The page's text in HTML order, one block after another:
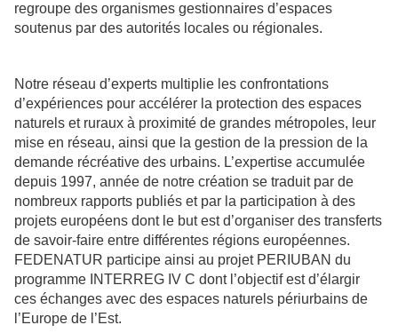
regroupe des organismes gestionnaires d’espaces
soutenus par des autorités locales ou régionales.
Notre réseau d’experts multiplie les confrontations
d’expériences pour accélérer la protection des espaces
naturels et ruraux à proximité de grandes métropoles, leur
mise en réseau, ainsi que la gestion de la pression de la
demande récréative des urbains. L’expertise accumulée
depuis 1997, année de notre création se traduit par de
nombreux rapports publiés et par la participation à des
projets européens dont le but est d’organiser des transferts
de savoir-faire entre différentes régions européennes.
FEDENATUR participe ainsi au projet PERIUBAN du
programme INTERREG IV C dont l’objectif est d’élargir
ces échanges avec des espaces naturels périurbains de
l’Europe de l’Est.